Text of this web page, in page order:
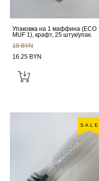
Упаковка на 1 маффина (ECO
MUF 1), крафт, 25 штук/упак.
18 BYN
16.25 BYN
SALE